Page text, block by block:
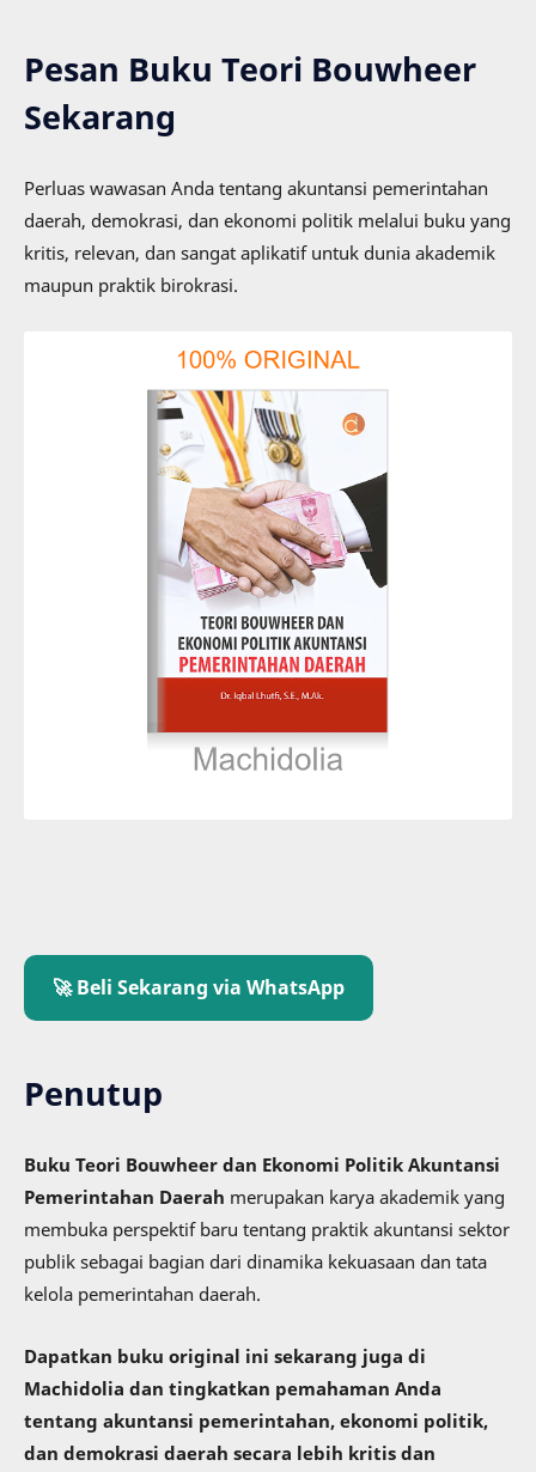
Pesan Buku Teori Bouwheer
Sekarang
Perluas wawasan Anda tentang akuntansi pemerintahan
daerah, demokrasi, dan ekonomi politik melalui buku yang
kritis, relevan, dan sangat aplikatif untuk dunia akademik
maupun praktik birokrasi.
🚀 Beli Sekarang via WhatsApp
Penutup
Buku Teori Bouwheer dan Ekonomi Politik Akuntansi
Pemerintahan Daerah merupakan karya akademik yang
membuka perspektif baru tentang praktik akuntansi sektor
publik sebagai bagian dari dinamika kekuasaan dan tata
kelola pemerintahan daerah.
Dapatkan buku original ini sekarang juga di
Machidolia dan tingkatkan pemahaman Anda
tentang akuntansi pemerintahan, ekonomi politik,
dan demokrasi daerah secara lebih kritis dan